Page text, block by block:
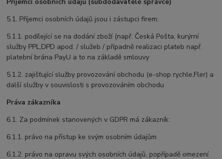
5.1. Příjemci osobních údajů jsou i zástupci firem:
5.1.1. podílející se na dodání zboží (např. Česká Pošta, kurýrní
služby PPL,DPD apod. / služeb / případně realizaci plateb např.
platební brána PayU a to na základě smlouvy
5.1.2. zajišťující služby provozování obchodu (e-shop rychle,Fler) a
další služby v souvislosti s provozováním obchodu
Práva zákazníka
6.1. Za podmínek stanovených v GDPR má zákazník:
6.1.1. právo na přístup ke svým osobním údajům
6.1.2. právo na opravu svých osobních údajů, popřípadě omezení